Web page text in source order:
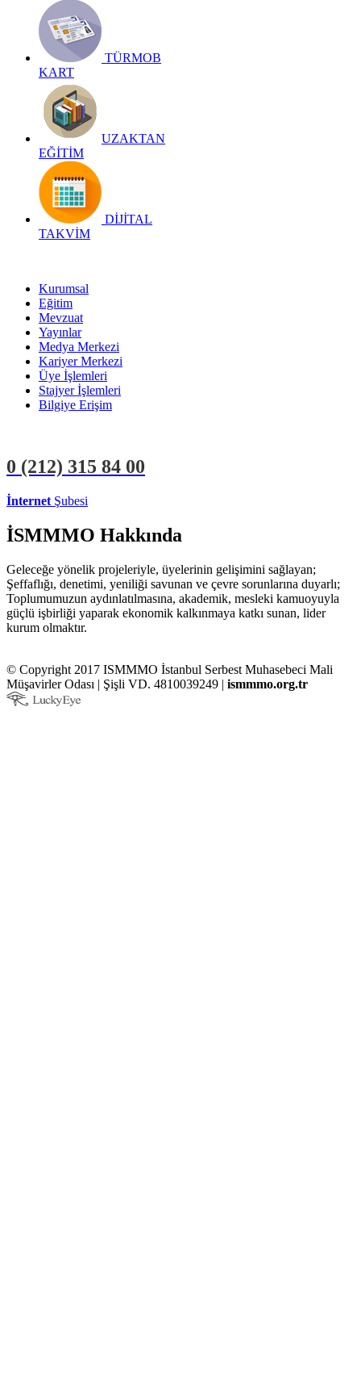
TÜRMOB
KART
UZAKTAN
EĞİTİM
DİJİTAL
TAKVİM
Kurumsal
Eğitim
Mevzuat
Yayınlar
Medya Merkezi
Kariyer Merkezi
Üye İşlemleri
Stajyer İşlemleri
Bilgiye Erişim
0 (212) 315 84 00
İnternet Şubesi
İSMMMO Hakkında
Geleceğe yönelik projeleriyle, üyelerinin gelişimini sağlayan;
Şeffaflığı, denetimi, yeniliği savunan ve çevre sorunlarına duyarlı;
Toplumumuzun aydınlatılmasına, akademik, mesleki kamuoyuyla
güçlü işbirliği yaparak ekonomik kalkınmaya katkı sunan, lider
kurum olmaktır.
© Copyright 2017 ISMMMO İstanbul Serbest Muhasebeci Mali
Müşavirler Odası | Şişli VD. 4810039249 | ismmmo.org.tr